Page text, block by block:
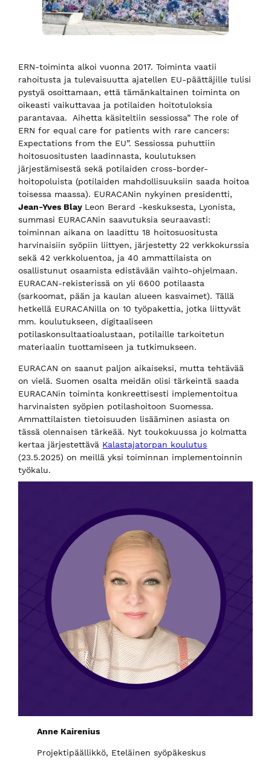
ERN-toiminta alkoi vuonna 2017. Toiminta vaatii
rahoitusta ja tulevaisuutta ajatellen EU-päättäjille tulisi
pystyä osoittamaan, että tämänkaltainen toiminta on
oikeasti vaikuttavaa ja potilaiden hoitotuloksia
parantavaa. Aihetta käsiteltiin sessiossa” The role of
ERN for equal care for patients with rare cancers:
Expectations from the EU”. Sessiossa puhuttiin
hoitosuositusten laadinnasta, koulutuksen
järjestämisestä sekä potilaiden cross-border-
hoitopoluista (potilaiden mahdollisuuksiin saada hoitoa
toisessa maassa). EURACANin nykyinen presidentti,
Jean-Yves Blay Leon Berard -keskuksesta, Lyonista,
summasi EURACANin saavutuksia seuraavasti:
toiminnan aikana on laadittu 18 hoitosuositusta
harvinaisiin syöpiin liittyen, järjestetty 22 verkkokurssia
sekä 42 verkkoluentoa, ja 40 ammattilaista on
osallistunut osaamista edistävään vaihto-ohjelmaan.
EURACAN-rekisterissä on yli 6600 potilaasta
(sarkoomat, pään ja kaulan alueen kasvaimet). Tällä
hetkellä EURACANilla on 10 työpakettia, jotka liittyvät
mm. koulutukseen, digitaaliseen
potilaskonsultaatioalustaan, potilaille tarkoitetun
materiaalin tuottamiseen ja tutkimukseen.
EURACAN on saanut paljon aikaiseksi, mutta tehtävää
on vielä. Suomen osalta meidän olisi tärkeintä saada
EURACANin toiminta konkreettisesti implementoitua
harvinaisten syöpien potilashoitoon Suomessa.
Ammattilaisten tietoisuuden lisääminen asiasta on
tässä olennaisen tärkeää. Nyt toukokuussa jo kolmatta
kertaa järjestettävä Kalastajatorpan koulutus
(23.5.2025) on meillä yksi toiminnan implementoinnin
työkalu.
Anne Kairenius
Projektipäällikkö, Eteläinen syöpäkeskus